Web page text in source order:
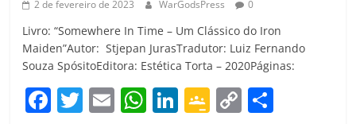
2 de fevereiro de 2023 WarGodsPress 0
Livro: “Somewhere In Time – Um Clássico do Iron
Maiden”Autor: Stjepan JurasTradutor: Luiz Fernando
Souza SpósitoEditora: Estética Torta – 2020Páginas:
F T E W Li G C